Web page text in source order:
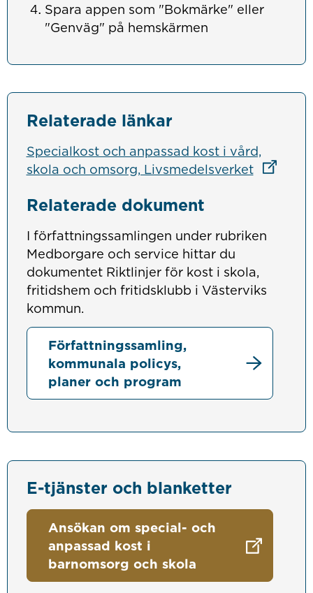
Spara appen som "Bokmärke" eller
"Genväg" på hemskärmen
Relaterade länkar
Specialkost och anpassad kost i vård,
skola och omsorg, LivsmedelsverketLänk till
Relaterade dokument
I författningssamlingen under rubriken
Medborgare och service hittar du
dokumentet Riktlinjer för kost i skola,
fritidshem och fritidsklubb i Västerviks
kommun.
Författningssamling,
kommunala policys,
planer och program
E-tjänster och blanketter
Ansökan om special- och
anpassad kost i
barnomsorg och skola